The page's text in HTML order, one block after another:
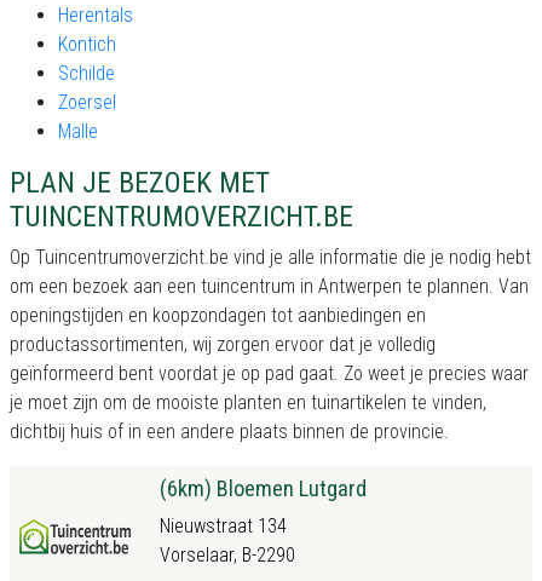
Herentals
Kontich
Schilde
Zoersel
Malle
PLAN JE BEZOEK MET
TUINCENTRUMOVERZICHT.BE
Op Tuincentrumoverzicht.be vind je alle informatie die je nodig hebt
om een bezoek aan een tuincentrum in Antwerpen te plannen. Van
openingstijden en koopzondagen tot aanbiedingen en
productassortimenten, wij zorgen ervoor dat je volledig
geïnformeerd bent voordat je op pad gaat. Zo weet je precies waar
je moet zijn om de mooiste planten en tuinartikelen te vinden,
dichtbij huis of in een andere plaats binnen de provincie.
(6km) Bloemen Lutgard
Nieuwstraat 134
Vorselaar, B-2290